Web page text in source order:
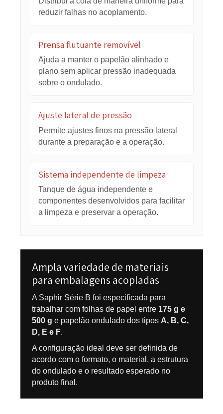
Sistema por sucção adaptado à
velocidade da operação.
Rastreamento contínuo
Acompanhamento automático do
processo para auxiliar a precisão e a
Registro com medidor dianteiro
O sistema ajuda a impedir que a folha
superior.
Tela touch-screen e controle PLC
Controle e reciclagem de cola
Reposição eletrônica com
reaproveitamento do adesivo para
reduzir desperdícios e manter a
aplicação regular.
Rolo dosador
Distribui a cola de maneira uniforme para